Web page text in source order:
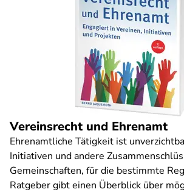
Vereinsrecht und Ehrenamt
Ehrenamtliche Tätigkeit ist
Initiativen und andere
Gemeinschaften, für die bestimmte
Ratgeber gibt einen Überblick über